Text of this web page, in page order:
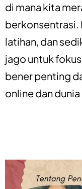
di mana kita
berkonsentrasi.
latihan, dan
jago untuk
bener penting
online dan